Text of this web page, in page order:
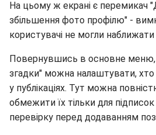
На цьому ж екрані є перемикач
збільшення фото профілю" -
користувачі не могли
Повернувшись в основне меню, у
згадки" можна налаштувати,
у публікаціях. Тут можна
обмежити їх тільки для
перевірку перед додаванням